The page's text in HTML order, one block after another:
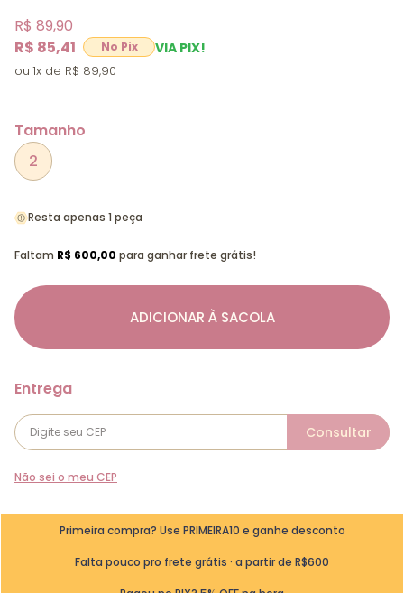
R$ 85,41 VIA PIX!
R$ 89,90
1x R$ 89,90
Tamanho
2
ADICIONAR À SACOLA
Resta apenas 1 peça
Faltam R$ 600,00 para ganhar frete grátis!
Não sei o meu CEP
Primeira compra? Use PRIMEIRA10 e ganhe desconto
Falta pouco pro frete grátis · a partir de R$600